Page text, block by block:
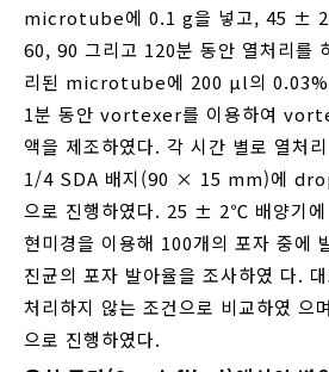
microtube에 0.1 g을 넣고, 45 ±
60, 90 그리고 120분 동안 열처리를
리된 microtube에 200 μl의
1분 동안 vortexer를 이용하여
액을 제조하였다. 각 시간 별로 열처
1/4 SDA 배지(90 × 15 mm)에
으로 진행하였다. 25 ± 2℃ 배양기에
현미경을 이용해 100개의 포자 중에
진균의 포자 발아율을 조사하였 다.
처리하지 않는 조건으로 비교하였 으
으로 진행하였다.